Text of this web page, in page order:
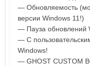
— Обновляемость
версии Windows 11!)
— Пауза обновлений
— С
Windows!
— GHOST CUSTOM